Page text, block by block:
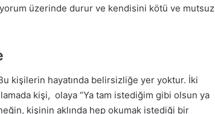
üzerinde durur ve kendisini kötü ve mutsuz
kişilerin hayatında belirsizliğe yer yoktur. İki
kişi, olaya “Ya tam istediğim gibi olsun ya
kişinin aklında hep okumak istediği bir